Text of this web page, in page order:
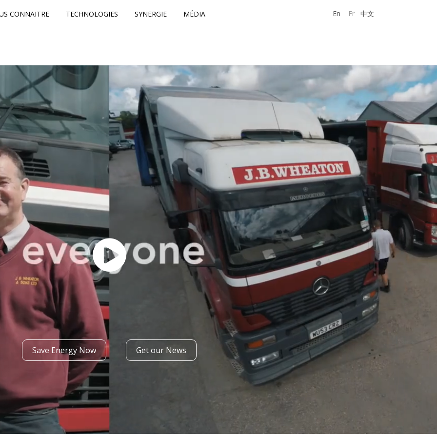
CONNAITRE TECHNOLOGIES SYNERGIE MÉDIA En Fr 中文
Save Energy Now Get our News